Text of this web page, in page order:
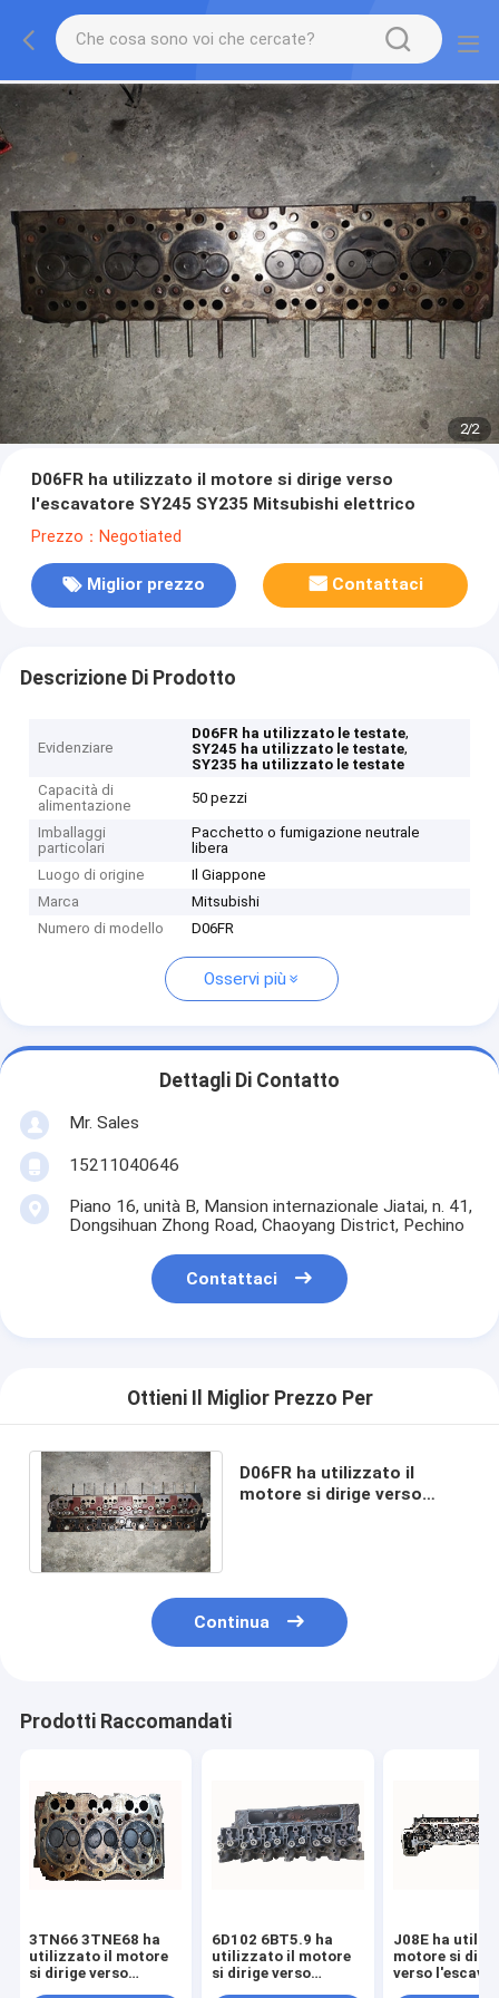
2/2
D06FR ha utilizzato il motore si dirige verso
l'escavatore SY245 SY235 Mitsubishi elettrico
Prezzo：Negotiated
Miglior prezzo Contattaci
Descrizione Di Prodotto
Evidenziare
D06FR ha utilizzato le testate,
SY245 ha utilizzato le testate,
SY235 ha utilizzato le testate
Capacità di
alimentazione
50 pezzi
Imballaggi
particolari
Pacchetto o fumigazione neutrale
libera
Luogo di origine
Il Giappone
Marca
Mitsubishi
Numero di modello
D06FR
Osservi più
Dettagli Di Contatto
Mr. Sales
15211040646
Piano 16, unità B, Mansion internazionale Jiatai, n. 41,
Dongsihuan Zhong Road, Chaoyang District, Pechino
Contattaci
Ottieni Il Miglior Prezzo Per
D06FR ha utilizzato il
motore si dirige verso
Continua
Prodotti Raccomandati
3TN66 3TNE68 ha
utilizzato il motore
si dirige verso
6D102 6BT5.9 ha
utilizzato il motore
si dirige verso
J08E ha
motore si
verso